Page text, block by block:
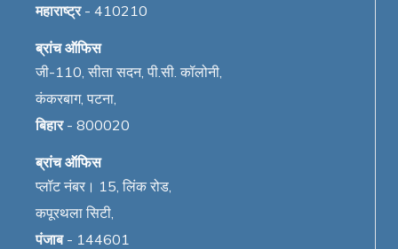
महाराष्ट्र- 410210
ब्रांच ऑफिस
जी-110, सीता सदन, पी.सी. कॉलोनी,
कंकरबाग, पटना,
बिहार- 800020
ब्रांच ऑफिस
प्लॉट नंबर। 15, लिंक रोड,
कपूरथला सिटी,
पंजाब- 144601